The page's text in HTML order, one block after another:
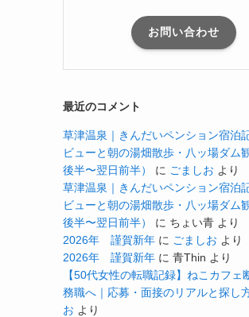
お問い合わせ
最近のコメント
草津温泉｜きんだいペンション宿泊
ビューと朝の湯畑散歩・八ッ場ダム
後半〜翌日前半）
に ごましお より
草津温泉｜きんだいペンション宿泊
ビューと朝の湯畑散歩・八ッ場ダム
後半〜翌日前半）
に ちょい青 より
2026年 謹賀新年 に ごましお より
2026年 謹賀新年 に 青Thin より
【50代女性の転職記録】ねこカフ
務職へ｜応募・面接のリアルと探し
お より